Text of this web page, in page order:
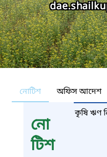
নোটিশ অফিস আদেশ
নো
টিশ
কৃষি ঋণ